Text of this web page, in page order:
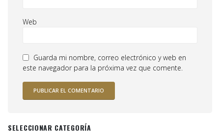
Web
Guarda mi nombre, correo electrónico y web en
este navegador para la próxima vez que comente.
SELECCIONAR CATEGORÍA